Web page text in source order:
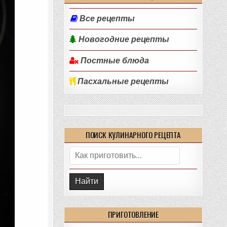
Все рецепты
Новогодние рецепты
Постные блюда
Пасхальные рецепты
ПОИСК КУЛИНАРНОГО РЕЦЕПТА
Поиск:
ПРИГОТОВЛЕНИЕ